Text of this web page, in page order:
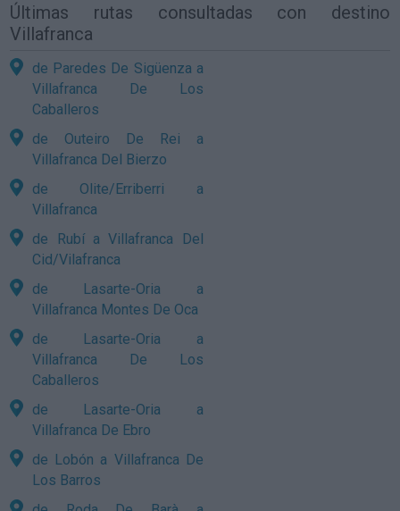
Últimas rutas consultadas con destino
Villafranca
de Paredes De Sigüenza a
Villafranca De Los
Caballeros
de Outeiro De Rei a
Villafranca Del Bierzo
de Olite/Erriberri a
Villafranca
de Rubí a Villafranca Del
Cid/Vilafranca
de Lasarte-Oria a
Villafranca Montes De Oca
de Lasarte-Oria a
Villafranca De Los
Caballeros
de Lasarte-Oria a
Villafranca De Ebro
de Lobón a Villafranca De
Los Barros